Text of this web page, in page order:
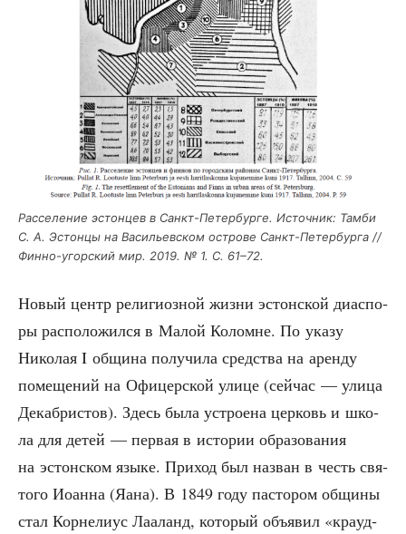
Рас­се­ле­ние эстон­цев в Санкт-Петер­бур­ге. Источ­ник: Там­би
С. А. Эстон­цы на Васи­льев­ском ост­ро­ве Санкт-Петер­бур­га //
Фин­но-угор­ский мир. 2019. № 1. С. 61–72.
Новый центр рели­ги­оз­ной жиз­ни эстон­ской диас­по­
ры рас­по­ло­жил­ся в Малой Коломне. По ука­зу
Нико­лая I общи­на полу­чи­ла сред­ства на арен­ду
поме­ще­ний на Офи­цер­ской ули­це (сей­час — ули­ца
Декаб­ри­стов). Здесь была устро­е­на цер­ковь и шко­
ла для детей — пер­вая в исто­рии обра­зо­ва­ния
на эстон­ском язы­ке. При­ход был назван в честь свя­
то­го Иоан­на (Яана). В 1849 году пас­то­ром общи­ны
стал Кор­не­ли­ус Лаа­ланд, кото­рый объ­явил «кра­уд­